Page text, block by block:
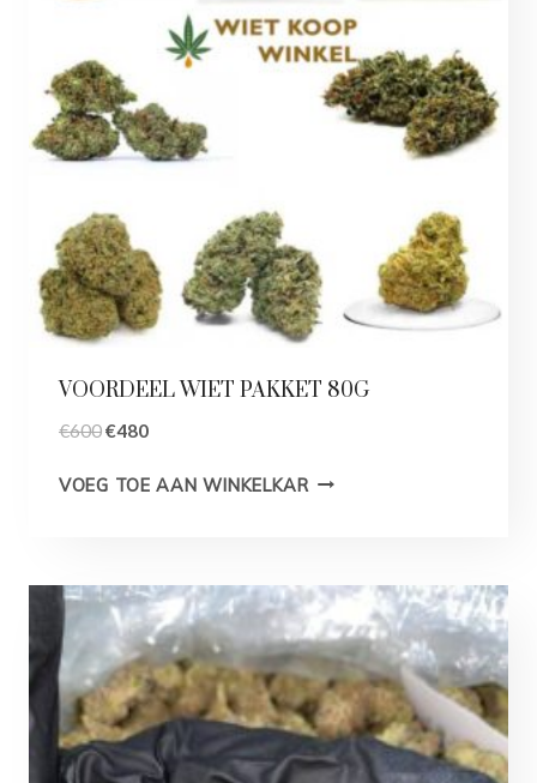
e
r
k
o
VOORDEEL WIET PAKKET 80G
€600€480
VOEG TOE AAN WINKELKAR